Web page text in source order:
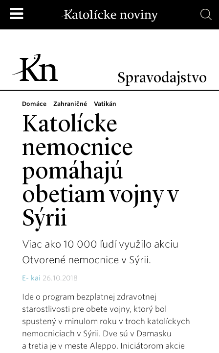
Spravodajstvo
Domáce Zahraničné Vatikán
Katolícke
nemocnice
pomáhajú
obetiam vojny v
Sýrii
Viac ako 10 000 ľudí využilo akciu
Otvorené nemocnice v Sýrii.
E- kai 26.10.2018
Ide o program bezplatnej zdravotnej
starostlivosti pre obete vojny, ktorý bol
spustený v minulom roku v troch katolíckych
nemocniciach v Sýrii. Dve sú v Damasku
a tretia je v meste Aleppo. Iniciátorom akcie